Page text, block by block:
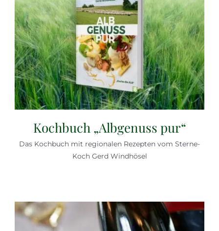
Kochbuch „Albgenuss pur“
Das Kochbuch mit regionalen Rezepten vom Sterne-
Koch Gerd Windhösel